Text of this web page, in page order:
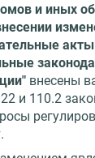
и иных
внесены
и 110.2